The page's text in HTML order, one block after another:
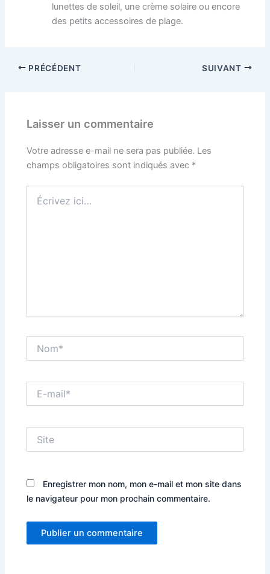
lunettes de soleil, une crème solaire ou encore
des petits accessoires de plage.
PRÉCÉDENT SUIVANT
Laisser un commentaire
Votre adresse e-mail ne sera pas publiée. Les
champs obligatoires sont indiqués avec *
ici…
mail*
Enregistrer mon nom, mon e-mail et mon site dans
le navigateur pour mon prochain commentaire.